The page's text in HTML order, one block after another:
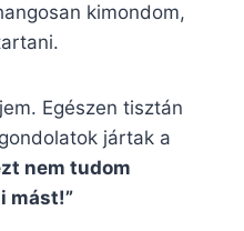
kimondom,
Egészen tisztán
jártak a
nem tudom
mást!”